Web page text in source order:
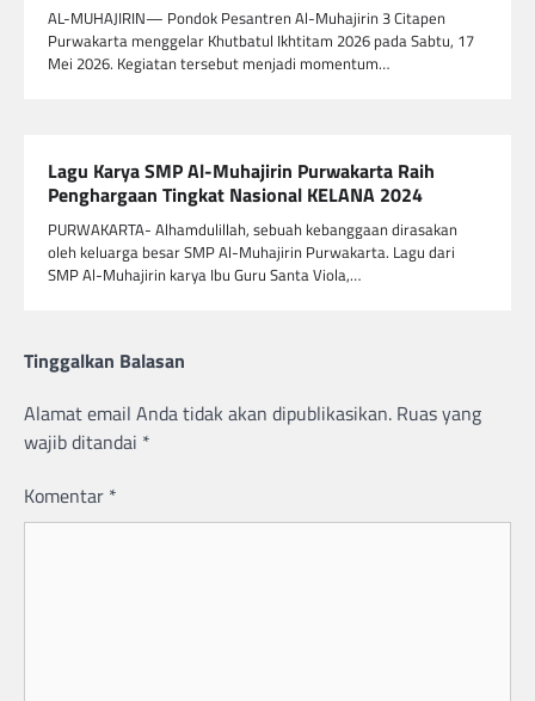
AL-MUHAJIRIN— Pondok Pesantren Al-Muhajirin 3 Citapen
Purwakarta menggelar Khutbatul Ikhtitam 2026 pada Sabtu, 17
Mei 2026. Kegiatan tersebut menjadi momentum…
Lagu Karya SMP Al-Muhajirin Purwakarta Raih
Penghargaan Tingkat Nasional KELANA 2024
PURWAKARTA- Alhamdulillah, sebuah kebanggaan dirasakan
oleh keluarga besar SMP Al-Muhajirin Purwakarta. Lagu dari
SMP Al-Muhajirin karya Ibu Guru Santa Viola,…
Tinggalkan Balasan
Alamat email Anda tidak akan dipublikasikan. Ruas yang
wajib ditandai *
Komentar *